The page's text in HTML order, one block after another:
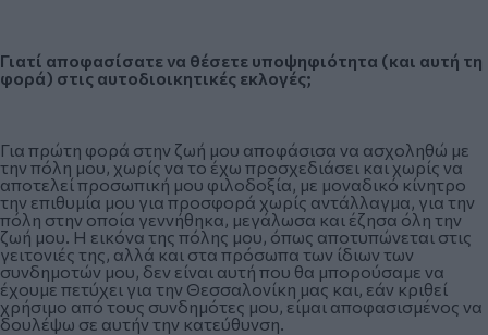
Γιατί αποφασίσατε να θέσετε υποψηφιότητα (και αυτή τη
φορά) στις αυτοδιοικητικές εκλογές;
Για πρώτη φορά στην ζωή μου αποφάσισα να ασχοληθώ με
την πόλη μου, χωρίς να το έχω προσχεδιάσει και χωρίς να
αποτελεί προσωπική μου φιλοδοξία, με μοναδικό κίνητρο
την επιθυμία μου για προσφορά χωρίς αντάλλαγμα, για την
πόλη στην οποία γεννήθηκα, μεγάλωσα και έζησα όλη την
ζωή μου. Η εικόνα της πόλης μου, όπως αποτυπώνεται στις
γειτονιές της, αλλά και στα πρόσωπα των ίδιων των
συνδημοτών μου, δεν είναι αυτή που θα μπορούσαμε να
έχουμε πετύχει για την Θεσσαλονίκη μας και, εάν κριθεί
χρήσιμο από τους συνδημότες μου, είμαι αποφασισμένος να
δουλέψω σε αυτήν την κατεύθυνση.